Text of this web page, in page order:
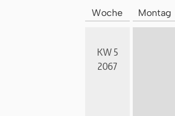
Woche Montag
KW 5
2067